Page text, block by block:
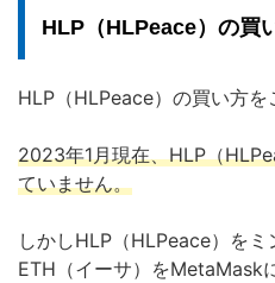
HLP（HLPeace）の買
HLP（HLPeace）の買い方を
2023年1月現在、HLP（
ていません。
しかしHLP（HLPeace）を
ETH（イーサ）をMetaMask